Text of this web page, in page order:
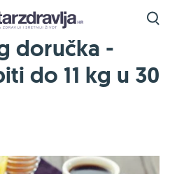
doručka -
do 11 kg u 30